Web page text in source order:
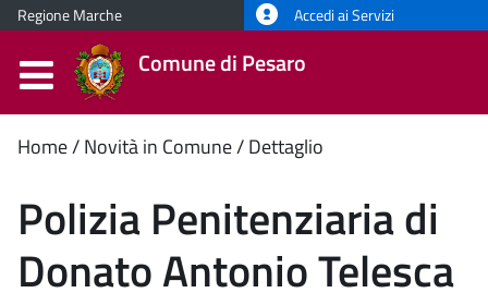
Regione Marche Accedi ai Servizi
Comune di Pesaro
Contenuto
principale
Home Novità in Comune Dettaglio
Polizia Penitenziaria di
Donato Antonio Telesca